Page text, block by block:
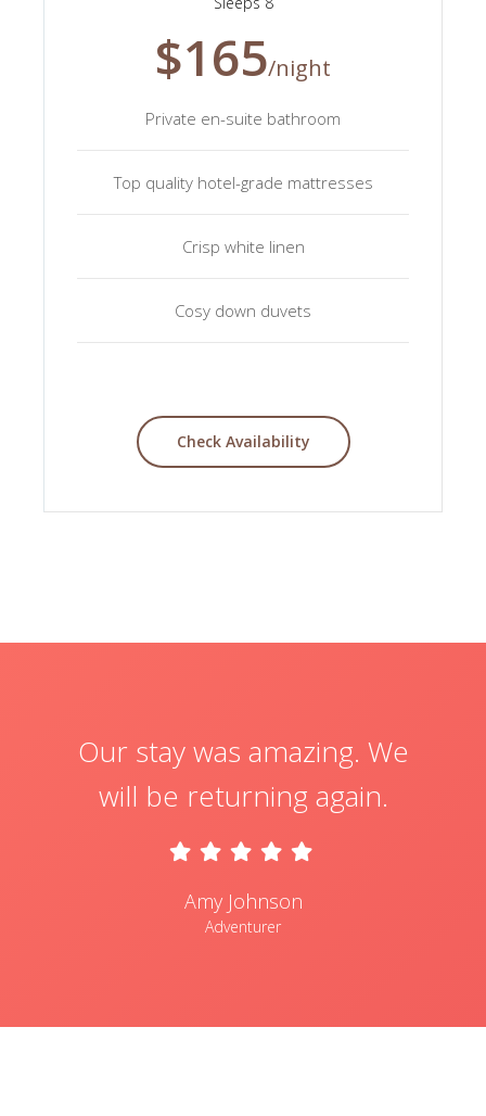
$165/night
Private en-suite bathroom
Top quality hotel-grade mattresses
Crisp white linen
Cosy down duvets
Check Availability
Our stay was amazing. We
will be returning again.
Amy Johnson
Adventurer